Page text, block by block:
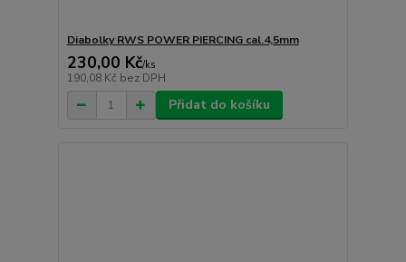
Diabolky RWS POWER PIERCING cal.4,5mm
230,00 Kč/ks
190,08 Kč bez DPH
Přidat do košíku